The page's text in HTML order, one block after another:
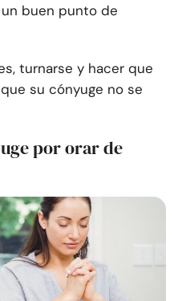
buen punto de
turnarse y hacer que
su cónyuge no se
por orar de